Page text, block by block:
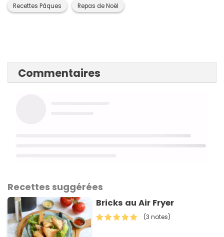
Recettes Pâques Repas de Noël
Commentaires
Recettes suggérées
Bricks au Air Fryer
(3 notes)